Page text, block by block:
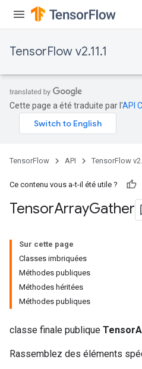
TensorFlow v2.11.1
Cette page a été traduite par l'API
TensorFlow API TensorFlow
Ce contenu vous a-t-il été utile ?
TensorArrayGather
Sur cette page
Classes imbriquées
Méthodes publiques
Méthodes héritées
Méthodes publiques
classe finale publique
Rassemblez des éléments